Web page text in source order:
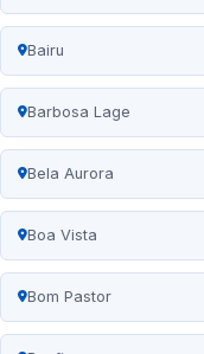
Bairu
Barbosa Lage
Bela Aurora
Boa Vista
Bom Pastor